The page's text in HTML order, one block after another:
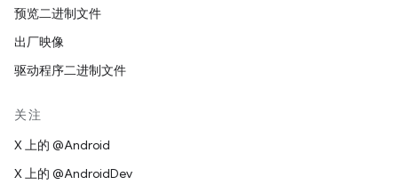
预览二进制文件
出厂映像
驱动程序二进制文件
关注
X 上的 @Android
X 上的 @AndroidDev